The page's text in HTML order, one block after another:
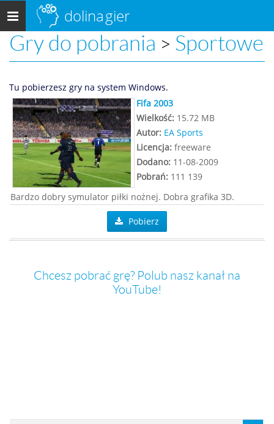
Menu
główne
dolinagier
Gry do pobrania > Sportowe
Tu pobierzesz gry na system Windows.
Fifa 2003
Wielkość: 15.72 MB
Autor: EA Sports
Licencja: freeware
Dodano: 11-08-2009
Pobrań: 111 139
Bardzo dobry symulator piłki nożnej. Dobra grafika 3D.
Pobierz
Chcesz pobrać grę? Polub nasz kanał na
YouTube!